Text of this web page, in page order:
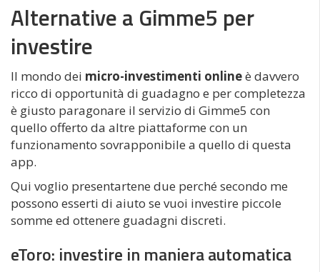
Alternative a Gimme5 per
investire
Il mondo dei micro-investimenti onlineè davvero
ricco di opportunità di guadagno e per completezza
è giusto paragonare il servizio di Gimme5 con
quello offerto da altre piattaforme con un
funzionamento sovrapponibile a quello di questa
app.
Qui voglio presentartene due perché secondo me
possono esserti di aiuto se vuoi investire piccole
somme ed ottenere guadagni discreti.
eToro: investire in maniera automatica